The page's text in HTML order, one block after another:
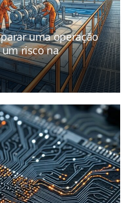
uma operação
risco na